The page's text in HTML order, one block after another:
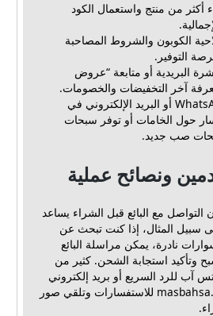
أكثر من منتج واستعمال الكود
الكوبون والشروط المصاحبة
التوفير.
البريدية أو متابعة “عروض
آخر التخفيضات والخصومات.
التواصل عبر WhatsApp أو البريد الإلكتروني في
حول الخامات أو توفر سبحات
صب جديد.
ونصائح عملية
مع البائع قبل الشراء يساعد
سبيل المثال، إذا كنت تبحث عن
نادرة، يمكن مراسلة البائع
وتأكيد استجابة الشحن. كثير من
آب للرد السريع أو بريد إلكتروني
للاستفسارات وتلقي صور